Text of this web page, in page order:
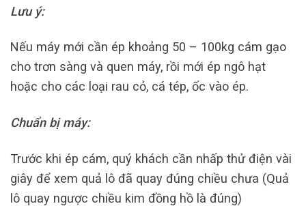
Lưu ý:
Nếu máy mới cần ép khoảng 50 – 100kg cám gạo
cho trơn sàng và quen máy, rồi mới ép ngô hạt
hoặc cho các loại rau cỏ, cá tép, ốc vào ép.
Chuẩn bị máy:
Trước khi ép cám, quý khách cần nhấp thử điện vài
giây để xem quả lô đã quay đúng chiều chưa (Quả
lô quay ngược chiều kim đồng hồ là đúng)